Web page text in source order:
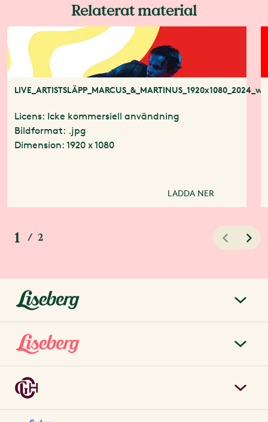
Relaterat material
Licens: Icke kommersiell användning
Bildformat: .jpg
Dimension: 1920 x 1080
LADDA NER
1 / 2
liseberg.se
Om Liseberg
Kontakta oss
Jobba hos oss
Lisebergsparken
Biljetter & priser
Grand Curiosa Hotel